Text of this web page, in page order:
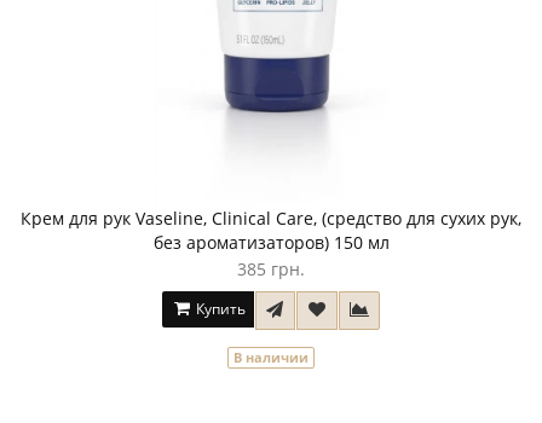
Крем для рук Vaseline, Clinical Care, (средство для сухих рук,
без ароматизаторов) 150 мл
385 грн.
Купить
В наличии